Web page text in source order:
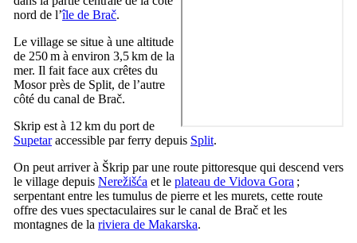
nord de l’île de Brač.
Le village se situe à une altitude
de 250 m à environ 3,5 km de la
mer. Il fait face aux crêtes du
Mosorprès de Split, de l’autre
côté du canal de Brač.
Skrip est à 12 km du port de
Supetaraccessible par ferry depuis Split.
On peut arriver à Škrip par une route pittoresque qui descend vers
le village depuis Nerežišća et le plateau de Vidova Gora ;
serpentant entre les tumulus de pierre et les murets, cette route
offre des vues spectaculaires sur le canal de Brač et les
montagnes de la riviera de Makarska.